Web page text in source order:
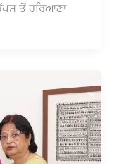
ਤੋਂ ਹਰਿਆਣਾ